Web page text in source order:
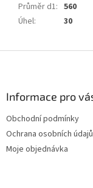
Průměr d1: 560
Úhel: 30
Informace pro
Obchodní podmínky
Ochrana osobních údajů
Moje objednávka